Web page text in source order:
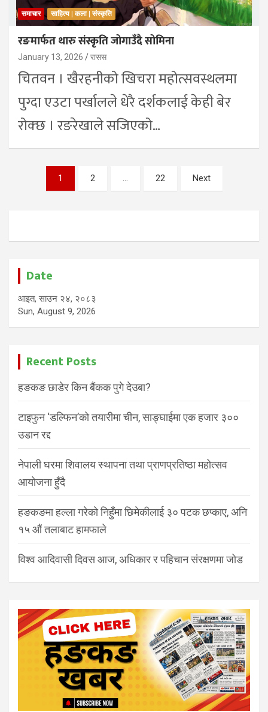
समाचार साहित्य | कला | संस्कृति
रङमार्फत थारु संस्कृति जोगाउँदै सोमिना
January 13, 2026 रासस
चितवन । खैरहनीको खिचरा महोत्सवस्थलमा
पुग्दा एउटा पर्खालले धेरै दर्शकलाई केही बेर
रोक्छ । रङरेखाले सजिएको…
pagination
1 2 … 22 Next
Date
आइत, साउन २४, २०८३
Sun, August 9, 2026
Recent Posts
हङकङ छाडेर किन बैंकक पुगे देउबा?
टाइफुन ‘डल्फिन’को तयारीमा चीन, साङ्घाईमा एक हजार ३००
उडान रद्द
नेपाली घरमा शिवालय स्थापना तथा प्राणप्रतिष्ठा महोत्सव
आयोजना हुँदै
हङकङमा हल्ला गरेको निहुँमा छिमेकीलाई ३० पटक छप्काए, अनि
१५ औं तलाबाट हामफाले
विश्व आदिवासी दिवस आज, अधिकार र पहिचान संरक्षणमा जोड